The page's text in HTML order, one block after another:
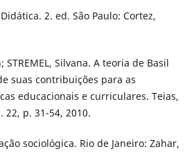
2. ed. São Paulo: Cortez,
STREMEL, Silvana. A teoria de Basil
suas contribuições para as
educacionais e curriculares. Teias,
22, p. 31-54, 2010.
sociológica. Rio de Janeiro: Zahar,